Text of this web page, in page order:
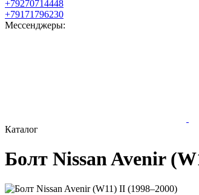
+79270714448
+79171796230
Мессенджеры:
Каталог
Болт Nissan Avenir